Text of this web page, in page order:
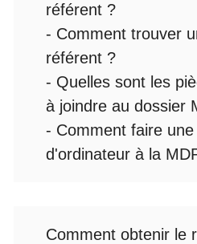
référent ?
- Comment trouver
référent ?
- Quelles sont les
à joindre au dossier
- Comment faire une
d'ordinateur à la
Comment obtenir le